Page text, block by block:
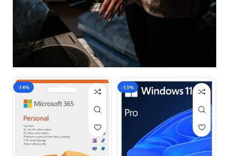
-14% -13%